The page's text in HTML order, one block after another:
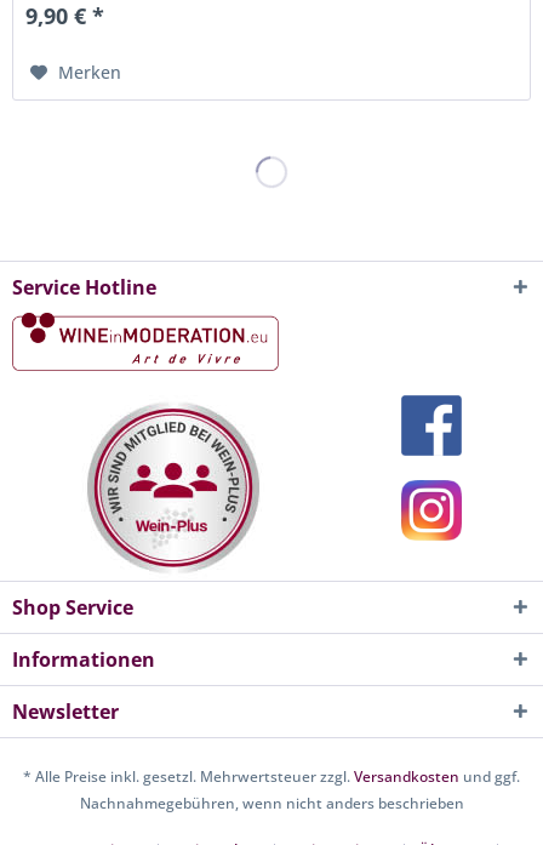
9,90 € *
Merken
Service Hotline
Shop Service
Informationen
Newsletter
* Alle Preise inkl. gesetzl. Mehrwertsteuer zzgl.Versandkosten und ggf.
Nachnahmegebühren, wenn nicht anders beschrieben